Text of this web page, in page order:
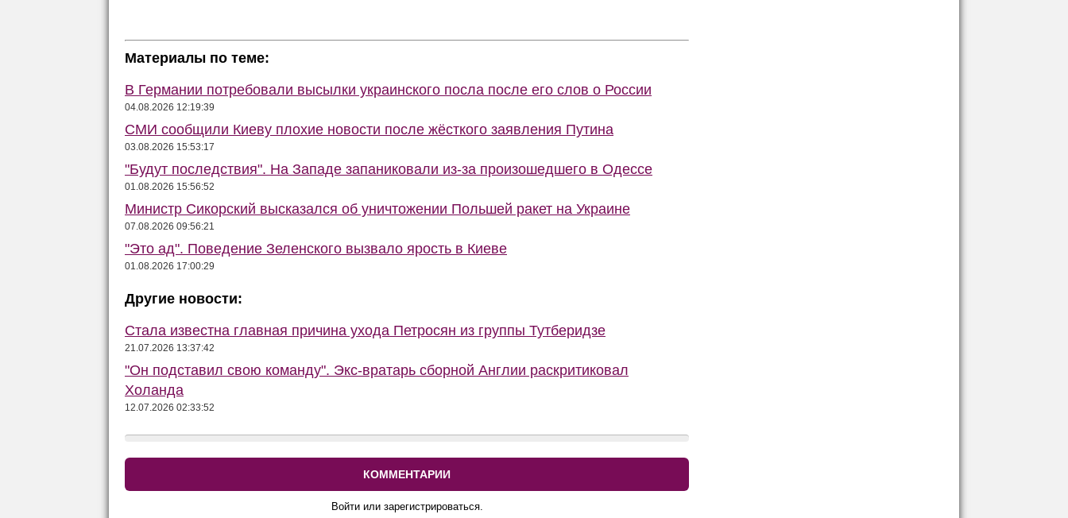
Материалы по теме:
В Германии потребовали высылки украинского посла после его слов о России
04.08.2026 12:19:39
СМИ сообщили Киеву плохие новости после жёсткого заявления Путина
03.08.2026 15:53:17
"Будут последствия". На Западе запаниковали из-за произошедшего в Одессе
01.08.2026 15:56:52
Министр Сикорский высказался об уничтожении Польшей ракет на Украине
07.08.2026 09:56:21
"Это ад". Поведение Зеленского вызвало ярость в Киеве
01.08.2026 17:00:29
Другие новости:
Стала известна главная причина ухода Петросян из группы Тутберидзе
21.07.2026 13:37:42
"Он подставил свою команду". Экс-вратарь сборной Англии раскритиковал
Холанда
12.07.2026 02:33:52
КОММЕНТАРИИ
Войти или зарегистрироваться.